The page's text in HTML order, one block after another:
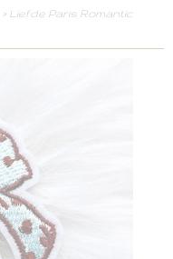
> Liefde Paris Romantic